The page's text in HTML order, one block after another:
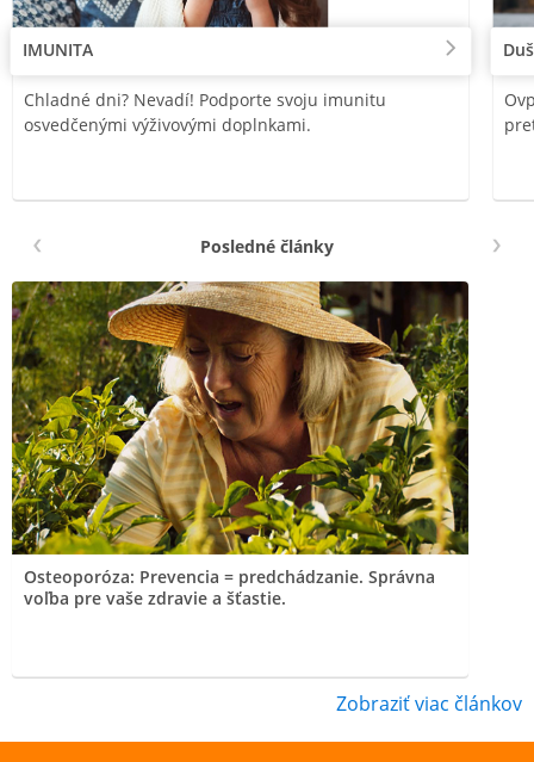
IMUNITA
Chladné dni? Nevadí! Podporte svoju imunitu
osvedčenými výživovými doplnkami.
Posledné články
Osteoporóza: Prevencia = predchádzanie. Správna
voľba pre vaše zdravie a šťastie.
Zobraziť viac článkov